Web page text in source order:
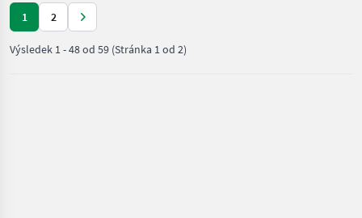
1 2
Výsledek 1-48od 59 (Stránka 1 od 2)